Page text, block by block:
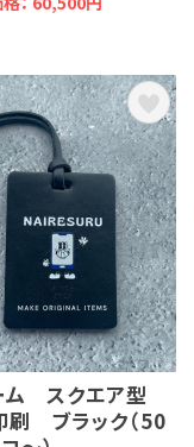
ム スクエア型
刷 ブラック（50